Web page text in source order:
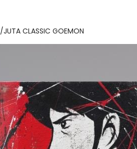
/JUTA CLASSIC GOEMON